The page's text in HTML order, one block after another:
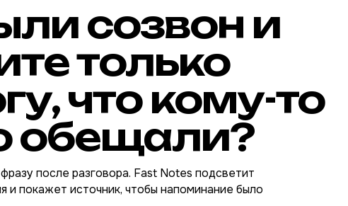
созвон и
только
что кому-то
обещали?
после разговора. Fast Notes подсветит
и покажет источник, чтобы напоминание было